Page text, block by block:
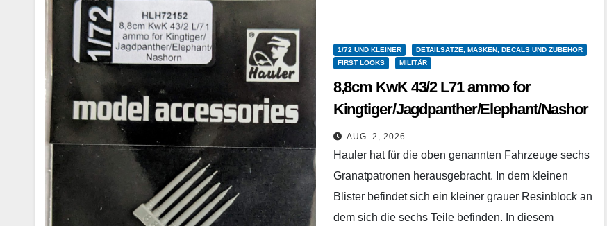
1/72 UND KLEINER
DETAILSÄTZE, MASKEN, DECALS UND ZUBEHÖR
FIRST LOOKS
MILITÄR
8,8cm KwK 43/2 L71 ammo for
Kingtiger/Jagdpanther/Elephant/Nashor
n
Hauler - HLH72152 – 1/72
AUG. 2, 2026
Hauler hat für die oben genannten Fahrzeuge sechs
Granatpatronen herausgebracht. In dem kleinen
Blister befindet sich ein kleiner grauer Resinblock an
dem sich die sechs Teile befinden. In diesem